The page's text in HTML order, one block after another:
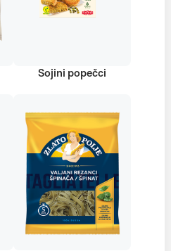
Sojini popečci